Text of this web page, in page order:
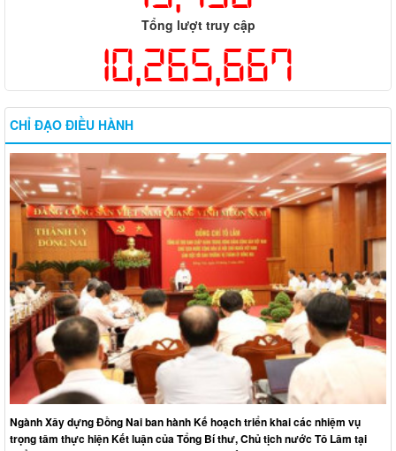
Tổng lượt truy cập
10,265,667
CHỈ ĐẠO ĐIỀU HÀNH
Ngành Xây dựng Đồng Nai ban hành Kế hoạch triển khai các nhiệm vụ
trọng tâm thực hiện Kết luận của Tổng Bí thư, Chủ tịch nước Tô Lâm tại